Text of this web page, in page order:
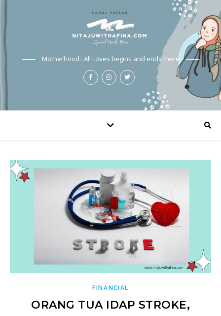
Motherhood : All Loves begins and ends there
FINANCIAL
ORANG TUA IDAP STROKE,